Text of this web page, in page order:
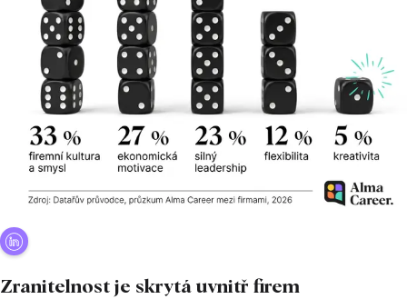
Zranitelnost je skrytá uvnitř firem